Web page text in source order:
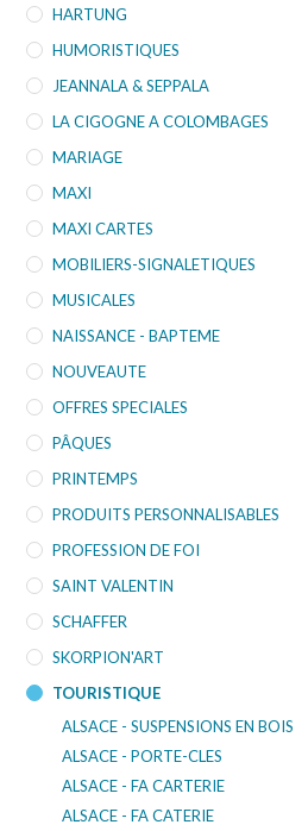
HARTUNG
HUMORISTIQUES
JEANNALA & SEPPALA
LA CIGOGNE A COLOMBAGES
MARIAGE
MAXI
MAXI CARTES
MOBILIERS-SIGNALETIQUES
MUSICALES
NAISSANCE - BAPTEME
NOUVEAUTE
OFFRES SPECIALES
PÂQUES
PRINTEMPS
PRODUITS PERSONNALISABLES
PROFESSION DE FOI
SAINT VALENTIN
SCHAFFER
SKORPION'ART
TOURISTIQUE
ALSACE - SUSPENSIONS EN BOIS
ALSACE - PORTE-CLES
ALSACE - FA CARTERIE
ALSACE - FA CATERIE